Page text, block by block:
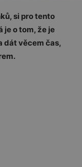
si pro tento
o tom, že je
dát věcem čas,